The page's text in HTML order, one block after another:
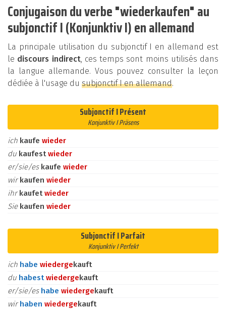
Conjugaison du verbe "wiederkaufen" au
subjonctif I (Konjunktiv I) en allemand
La principale utilisation du subjonctif I en allemand est
le discours indirect, ces temps sont moins utilisés dans
la langue allemande. Vous pouvez consulter la leçon
dédiée à l'usage du subjonctif I en allemand.
Subjonctif I Présent
Konjunktiv I Präsens
ich kaufe wieder
du kaufestwieder
er/sie/es kaufe wieder
wirkaufen wieder
ihrkaufetwieder
Sie kaufen wieder
Subjonctif I Parfait
Konjunktiv I Perfekt
ich habe wiedergekauft
du habestwiedergekauft
er/sie/es habe wiedergekauft
wirhaben wiedergekauft